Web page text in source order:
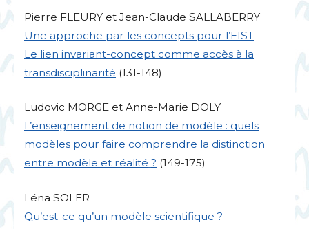
Pierre FLEURY et Jean-Claude SALLABERRY
Une approche par les concepts pour l’EIST
Le lien invariant-concept comme accès à la
transdisciplinarité (131-148)
Ludovic MORGE et Anne-Marie DOLY
L’enseignement de notion de modèle : quels
modèles pour faire comprendre la distinction
entre modèle et réalité ? (149-175)
Léna SOLER
Qu’est-ce qu’un modèle scientifique ?